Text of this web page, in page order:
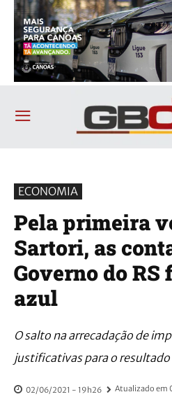
ECONOMIA
Pela primeira
Sartori, as
Governo do RS
azul
O salto na arrecadação de
justificativas para o
02/06/2021 - 19h26 Atualizado em